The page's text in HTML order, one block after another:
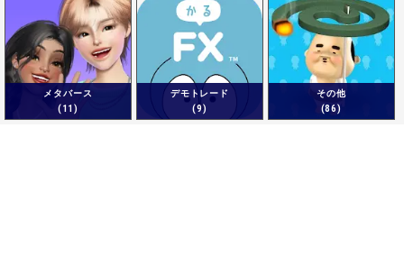
メタバース
(11)
デモトレード
(9)
その他
(86)